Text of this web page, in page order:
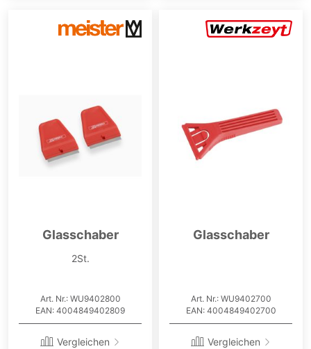
Glasschaber
2St.
Art. Nr.: WU9402800
EAN: 4004849402809
Vergleichen
Glasschaber
Art. Nr.: WU9402700
EAN: 4004849402700
Vergleichen